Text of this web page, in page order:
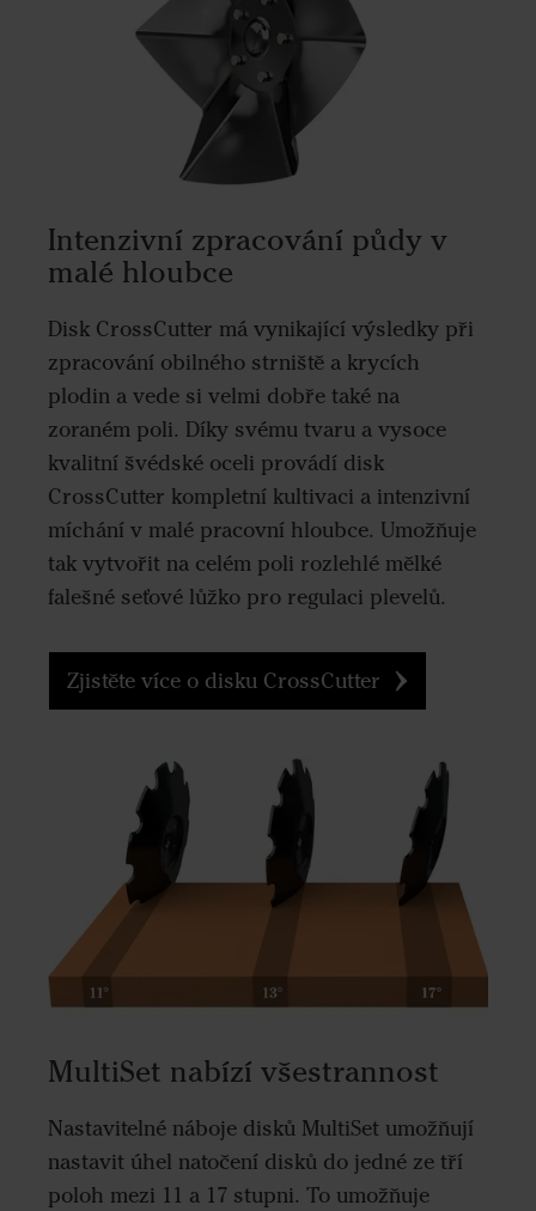
Intenzivní zpracování půdy v
malé hloubce
Disk CrossCutter má vynikající výsledky při
zpracování obilného strniště a krycích
plodin a vede si velmi dobře také na
zoraném poli. Díky svému tvaru a vysoce
kvalitní švédské oceli provádí disk
CrossCutter kompletní kultivaci a intenzivní
míchání v malé pracovní hloubce. Umožňuje
tak vytvořit na celém poli rozlehlé mělké
falešné seťové lůžko pro regulaci plevelů.
Zjistěte více o disku CrossCutter
MultiSet nabízí všestrannost
Nastavitelné náboje disků MultiSet umožňují
nastavit úhel natočení disků do jedné ze tří
poloh mezi 11 a 17 stupni. To umožňuje